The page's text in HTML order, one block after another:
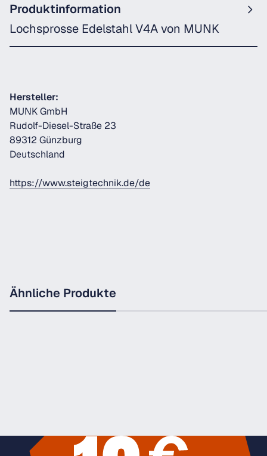
Produktinformation
Lochsprosse Edelstahl V4A von MUNK
Hersteller:
MUNK GmbH
Rudolf-Diesel-Straße 23
89312 Günzburg
Deutschland
https://www.steigtechnik.de/de
Ähnliche Produkte